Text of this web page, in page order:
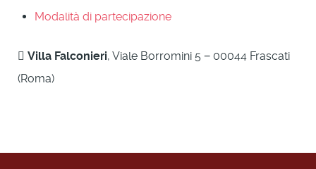
Modalità di partecipazione
Villa Falconieri, Viale Borromini 5 − 00044 Frascati
(Roma)